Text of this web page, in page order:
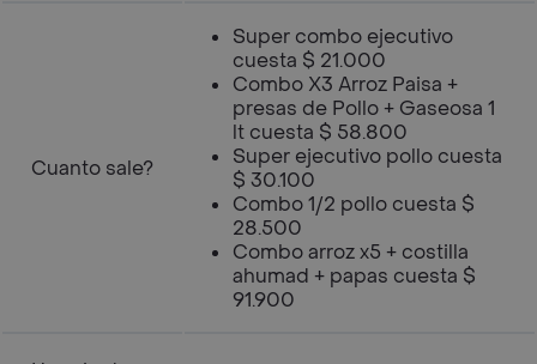
Cuanto sale?
Super combo ejecutivo
cuesta $ 21.000
Combo X3 Arroz Paisa +
presas de Pollo + Gaseosa 1
lt cuesta $ 58.800
Super ejecutivo pollo cuesta
$ 30.100
Combo 1/2 pollo cuesta $
28.500
Combo arroz x5 + costilla
ahumad + papas cuesta $
91.900